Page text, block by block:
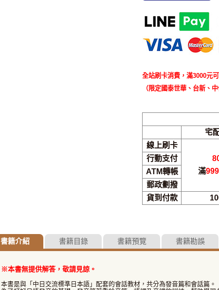
全站刷卡消費，滿3000元
（限定國泰世華、台新、
宅
線上刷卡
滿999
行動支付
ATM轉帳
郵政劃撥
貨到付款
書籍介紹 書籍目錄 書籍預覽 書籍勘誤
※本書無提供解答，敬請見諒。
本書是與「中日交流標準日本語」配套的會話教材，共分為發音篇和會話篇 。